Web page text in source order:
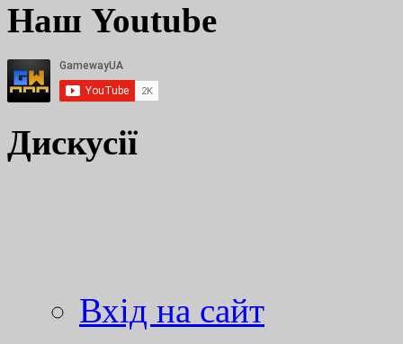
Наш Youtube
Дискусії
Вхід на сайт